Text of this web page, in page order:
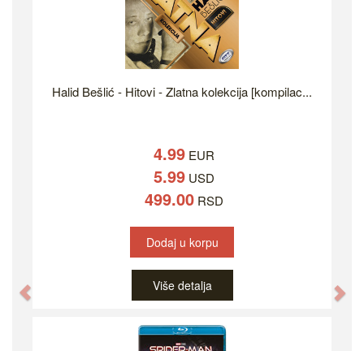
Halid Bešlić - Hitovi - Zlatna kolekcija [kompilac...
4.99 EUR
5.99 USD
499.00 RSD
Dodaj u korpu
Više detalja